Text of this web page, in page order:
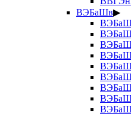
ВЭБаШв▶